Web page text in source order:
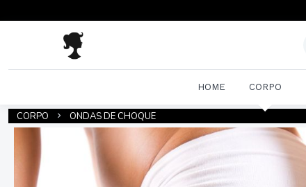
HOME CORPO
CORPO ONDAS DE CHOQUE